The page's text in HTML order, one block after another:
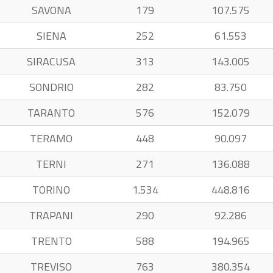
SAVONA
179
107.575
SIENA
252
61.553
SIRACUSA
313
143.005
SONDRIO
282
83.750
TARANTO
576
152.079
TERAMO
448
90.097
TERNI
271
136.088
TORINO
1.534
448.816
TRAPANI
290
92.286
TRENTO
588
194.965
TREVISO
763
380.354